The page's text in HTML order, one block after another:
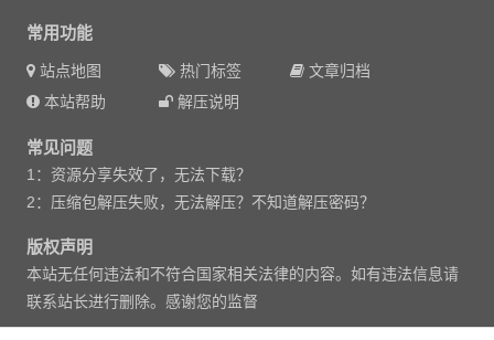
常用功能
站点地图 热门标签
文章归档
本站帮助
解压说明
常见问题
1：资源分享失效了，无法下载？
2：压缩包解压失败，无法解压？不知道解压密码？
版权声明
本站无任何违法和不符合国家相关法律的内容。如有违法信息请
联系站长进行删除。感谢您的监督